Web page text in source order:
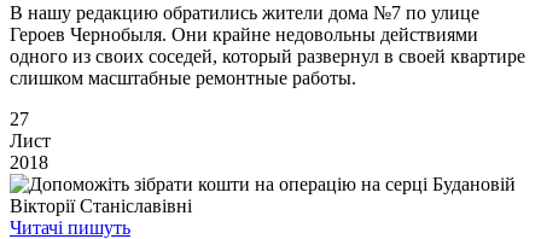
В нашу редакцию обратились жители дома №7 по улице
Героев Чернобыля. Они крайне недовольны действиями
одного из своих соседей, который развернул в своей квартире
слишком масштабные ремонтные работы.
27
Лист
2018
Читачі пишуть